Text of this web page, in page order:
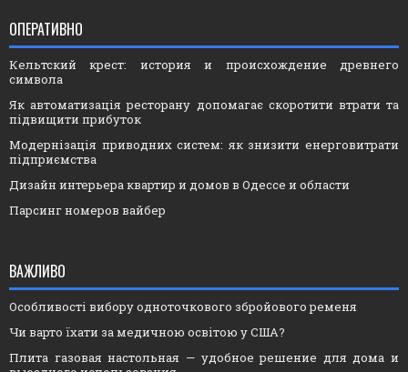
ОПЕРАТИВНО
Кельтский крест: история и происхождение древнего
символа
Як автоматизація ресторану допомагає скоротити втрати та
підвищити прибуток
Модернізація приводних систем: як знизити енерговитрати
підприємства
Дизайн интерьера квартир и домов в Одессе и области
Парсинг номеров вайбер
ВАЖЛИВО
Особливості вибору одноточкового збройового ременя
Чи варто їхати за медичною освітою у США?
Плита газовая настольная — удобное решение для дома и